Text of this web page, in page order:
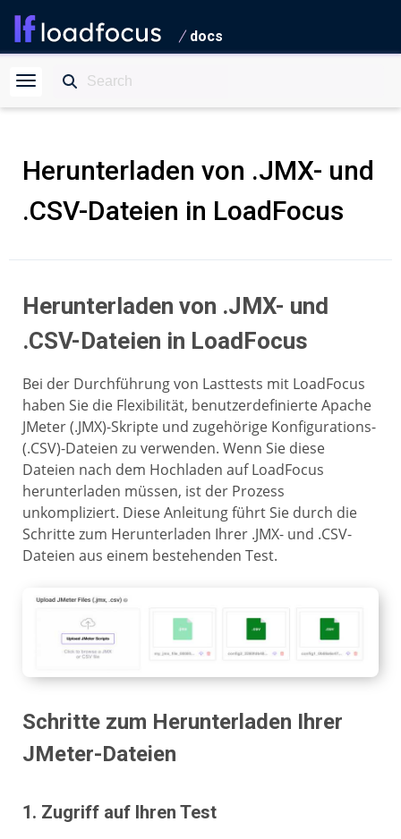
docs
Herunterladen von .JMX- und
.CSV-Dateien in LoadFocus
Herunterladen von .JMX- und
.CSV-Dateien in LoadFocus
Bei der Durchführung von Lasttests mit LoadFocus
haben Sie die Flexibilität, benutzerdefinierte Apache
JMeter (.JMX)-Skripte und zugehörige Konfigurations-
(.CSV)-Dateien zu verwenden. Wenn Sie diese
Dateien nach dem Hochladen auf LoadFocus
herunterladen müssen, ist der Prozess
unkompliziert. Diese Anleitung führt Sie durch die
Schritte zum Herunterladen Ihrer .JMX- und .CSV-
Dateien aus einem bestehenden Test.
Schritte zum Herunterladen Ihrer
JMeter-Dateien
1. Zugriff auf Ihren Test